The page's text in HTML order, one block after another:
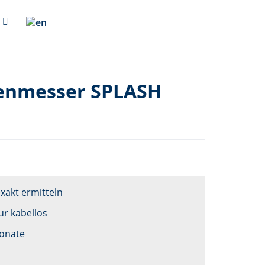
SPLASH
ermitteln
kabellos